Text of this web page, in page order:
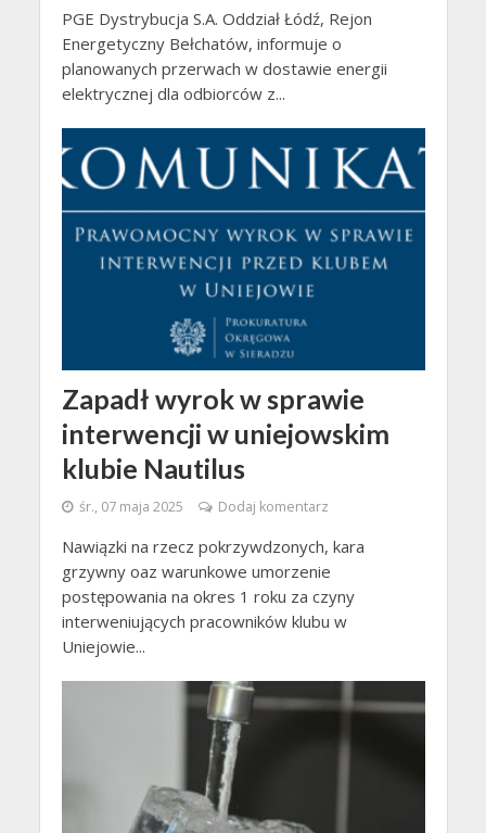
PGE Dystrybucja S.A. Oddział Łódź, Rejon
Energetyczny Bełchatów, informuje o
planowanych przerwach w dostawie energii
elektrycznej dla odbiorców z...
Zapadł wyrok w sprawie
interwencji w uniejowskim
klubie Nautilus
śr., 07 maja 2025 Dodaj komentarz
Nawiązki na rzecz pokrzywdzonych, kara
grzywny oaz warunkowe umorzenie
postępowania na okres 1 roku za czyny
interweniujących pracowników klubu w
Uniejowie...